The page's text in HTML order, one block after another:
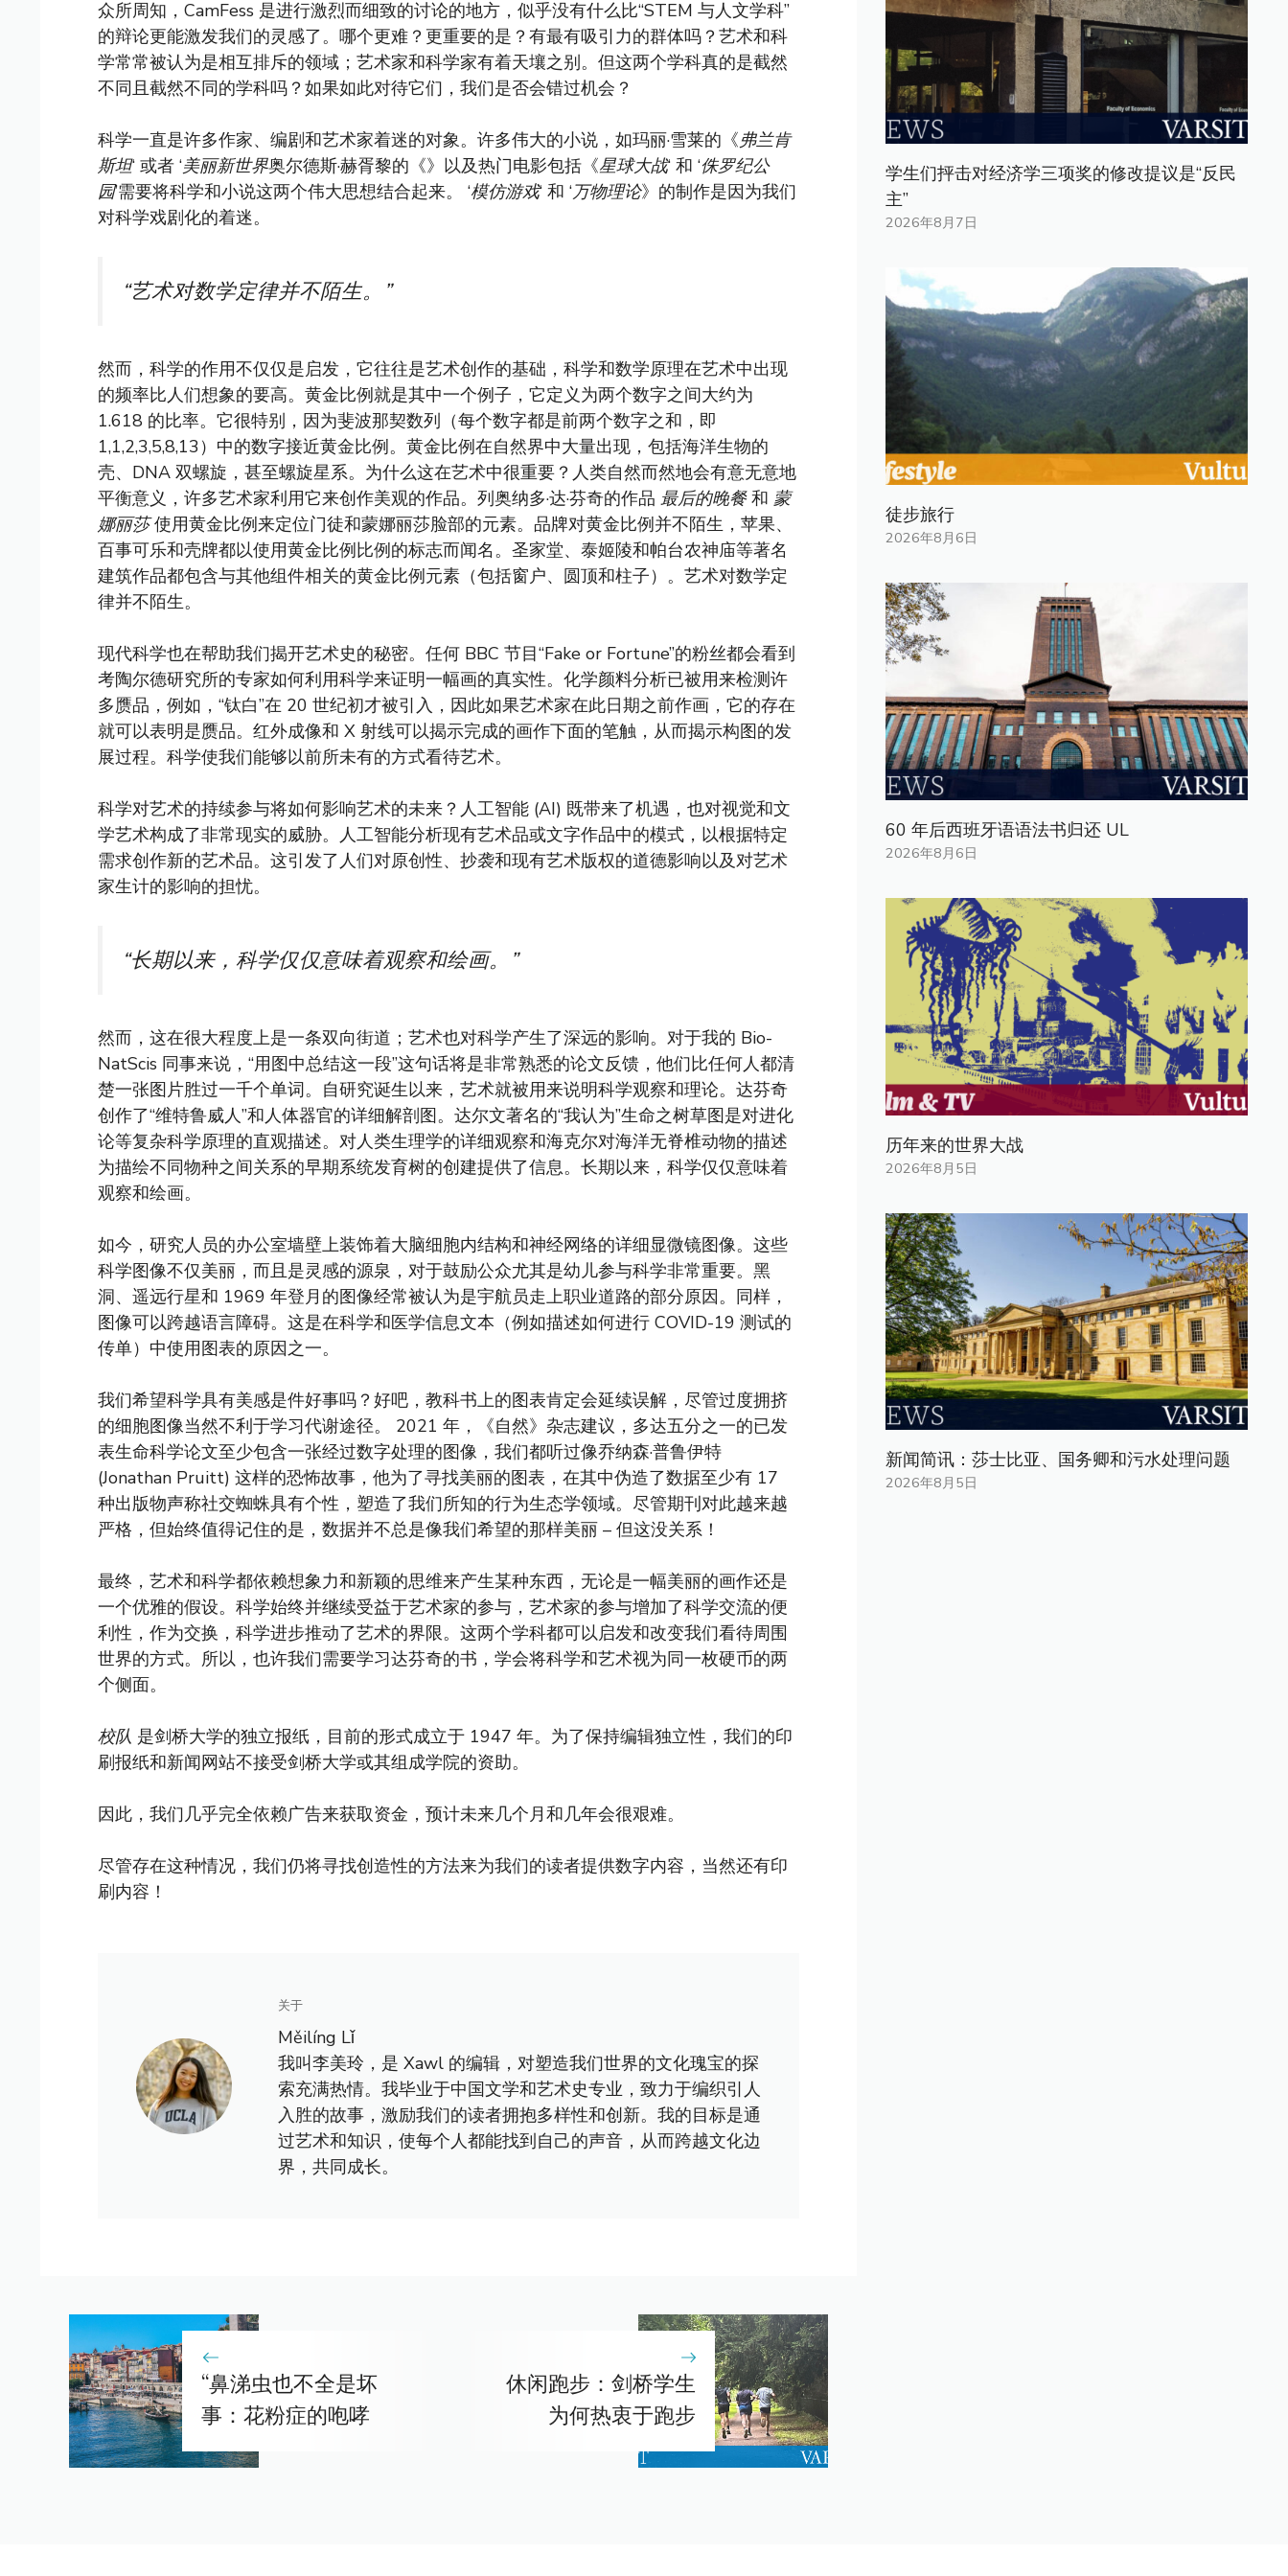
众所周知，CamFess 是进行激烈而细致的讨论的地方，似乎没有什么比“STEM 与人文学科”
的辩论更能激发我们的灵感了。哪个更难？更重要的是？有最有吸引力的群体吗？艺术和科
学常常被认为是相互排斥的领域；艺术家和科学家有着天壤之别。但这两个学科真的是截然
不同且截然不同的学科吗？如果如此对待它们，我们是否会错过机会？
科学一直是许多作家、编剧和艺术家着迷的对象。许多伟大的小说，如玛丽·雪莱的《弗兰肯
斯坦‘ 或者 ‘美丽新世界奥尔德斯·赫胥黎的《》以及热门电影包括《星球大战‘ 和 ‘侏罗纪公
园’需要将科学和小说这两个伟大思想结合起来。 ‘模仿游戏‘ 和 ‘万物理论》的制作是因为我们
对科学戏剧化的着迷。
“艺术对数学定律并不陌生。”
然而，科学的作用不仅仅是启发，它往往是艺术创作的基础，科学和数学原理在艺术中出现
的频率比人们想象的要高。黄金比例就是其中一个例子，它定义为两个数字之间大约为
1.618 的比率。它很特别，因为斐波那契数列（每个数字都是前两个数字之和，即
1,1,2,3,5,8,13）中的数字接近黄金比例。黄金比例在自然界中大量出现，包括海洋生物的
壳、DNA 双螺旋，甚至螺旋星系。为什么这在艺术中很重要？人类自然而然地会有意无意地
平衡意义，许多艺术家利用它来创作美观的作品。列奥纳多·达·芬奇的作品 最后的晚餐和 蒙
娜丽莎使用黄金比例来定位门徒和蒙娜丽莎脸部的元素。品牌对黄金比例并不陌生，苹果、
百事可乐和壳牌都以使用黄金比例比例的标志而闻名。圣家堂、泰姬陵和帕台农神庙等著名
建筑作品都包含与其他组件相关的黄金比例元素（包括窗户、圆顶和柱子）。艺术对数学定
律并不陌生。
现代科学也在帮助我们揭开艺术史的秘密。任何 BBC 节目“Fake or Fortune”的粉丝都会看到
考陶尔德研究所的专家如何利用科学来证明一幅画的真实性。化学颜料分析已被用来检测许
多赝品，例如，“钛白”在 20 世纪初才被引入，因此如果艺术家在此日期之前作画，它的存在
就可以表明是赝品。红外成像和 X 射线可以揭示完成的画作下面的笔触，从而揭示构图的发
展过程。科学使我们能够以前所未有的方式看待艺术。
科学对艺术的持续参与将如何影响艺术的未来？人工智能 (AI) 既带来了机遇，也对视觉和文
学艺术构成了非常现实的威胁。人工智能分析现有艺术品或文字作品中的模式，以根据特定
需求创作新的艺术品。这引发了人们对原创性、抄袭和现有艺术版权的道德影响以及对艺术
家生计的影响的担忧。
“长期以来，科学仅仅意味着观察和绘画。”
然而，这在很大程度上是一条双向街道；艺术也对科学产生了深远的影响。对于我的 Bio-
NatScis 同事来说，“用图中总结这一段”这句话将是非常熟悉的论文反馈，他们比任何人都清
楚一张图片胜过一千个单词。自研究诞生以来，艺术就被用来说明科学观察和理论。达芬奇
创作了“维特鲁威人”和人体器官的详细解剖图。达尔文著名的“我认为”生命之树草图是对进化
论等复杂科学原理的直观描述。对人类生理学的详细观察和海克尔对海洋无脊椎动物的描述
为描绘不同物种之间关系的早期系统发育树的创建提供了信息。长期以来，科学仅仅意味着
观察和绘画。
如今，研究人员的办公室墙壁上装饰着大脑细胞内结构和神经网络的详细显微镜图像。这些
科学图像不仅美丽，而且是灵感的源泉，对于鼓励公众尤其是幼儿参与科学非常重要。黑
洞、遥远行星和 1969 年登月的图像经常被认为是宇航员走上职业道路的部分原因。同样，
图像可以跨越语言障碍。这是在科学和医学信息文本（例如描述如何进行 COVID-19 测试的
传单）中使用图表的原因之一。
我们希望科学具有美感是件好事吗？好吧，教科书上的图表肯定会延续误解，尽管过度拥挤
的细胞图像当然不利于学习代谢途径。 2021 年，《自然》杂志建议，多达五分之一的已发
表生命科学论文至少包含一张经过数字处理的图像，我们都听过像乔纳森·普鲁伊特
(Jonathan Pruitt) 这样的恐怖故事，他为了寻找美丽的图表，在其中伪造了数据至少有 17
种出版物声称社交蜘蛛具有个性，塑造了我们所知的行为生态学领域。尽管期刊对此越来越
严格，但始终值得记住的是，数据并不总是像我们希望的那样美丽 – 但这没关系！
最终，艺术和科学都依赖想象力和新颖的思维来产生某种东西，无论是一幅美丽的画作还是
一个优雅的假设。科学始终并继续受益于艺术家的参与，艺术家的参与增加了科学交流的便
利性，作为交换，科学进步推动了艺术的界限。这两个学科都可以启发和改变我们看待周围
世界的方式。所以，也许我们需要学习达芬奇的书，学会将科学和艺术视为同一枚硬币的两
个侧面。
校队 是剑桥大学的独立报纸，目前的形式成立于 1947 年。为了保持编辑独立性，我们的印
刷报纸和新闻网站不接受剑桥大学或其组成学院的资助。
因此，我们几乎完全依赖广告来获取资金，预计未来几个月和几年会很艰难。
尽管存在这种情况，我们仍将寻找创造性的方法来为我们的读者提供数字内容，当然还有印
刷内容！
关于
Měilíng Lǐ
我叫李美玲，是 Xawl 的编辑，对塑造我们世界的文化瑰宝的探
索充满热情。我毕业于中国文学和艺术史专业，致力于编织引人
入胜的故事，激励我们的读者拥抱多样性和创新。我的目标是通
过艺术和知识，使每个人都能找到自己的声音，从而跨越文化边
界，共同成长。
“鼻涕虫也不全是坏
事：花粉症的咆哮
休闲跑步：剑桥学生
为何热衷于跑步
学生们抨击对经济学三项奖的修改提议是“反民
主”
2026年8月7日
徒步旅行
2026年8月6日
60 年后西班牙语语法书归还 UL
2026年8月6日
历年来的世界大战
2026年8月5日
新闻简讯：莎士比亚、国务卿和污水处理问题
2026年8月5日